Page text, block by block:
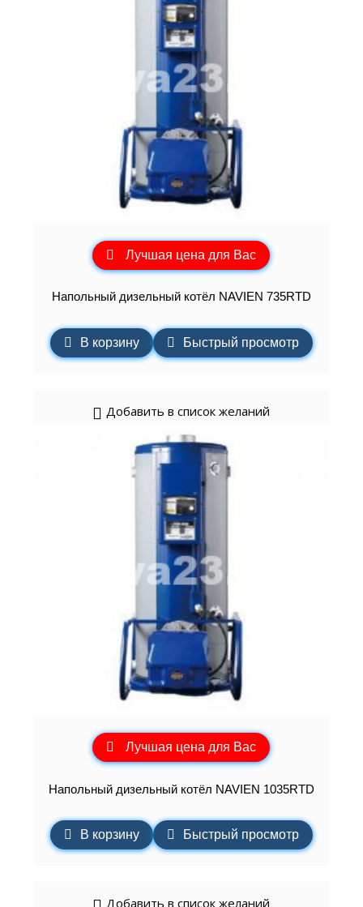
Лучшая цена для Вас
Напольный дизельный котёл NAVIEN 735RTD
В корзину Быстрый просмотр
Добавить в список желаний
Лучшая цена для Вас
Напольный дизельный котёл NAVIEN 1035RTD
В корзину Быстрый просмотр
Добавить в список желаний